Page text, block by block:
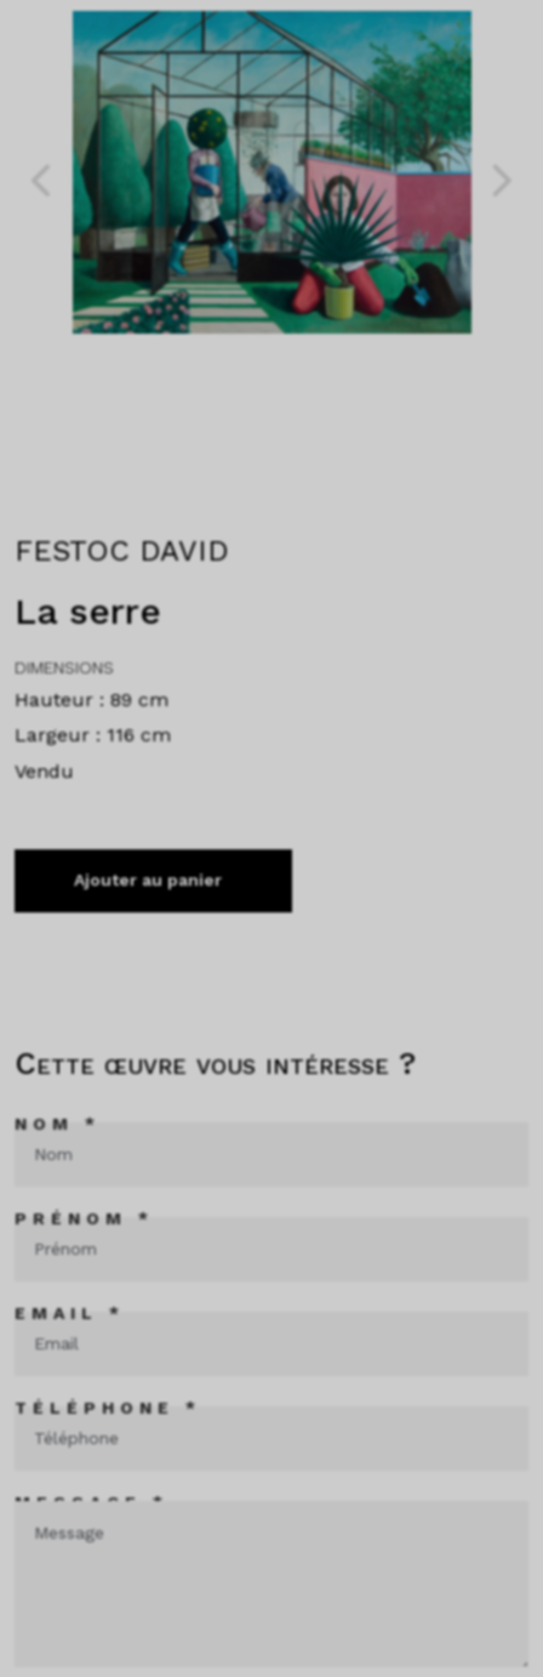
FESTOC DAVID
La serre
DIMENSIONS
Hauteur : 89 cm
Largeur : 116 cm
Vendu
Ajouter au panier
Cette œuvre vous intéresse ?
NOM *
PRÉNOM *
EMAIL *
TÉLÉPHONE *
MESSAGE *